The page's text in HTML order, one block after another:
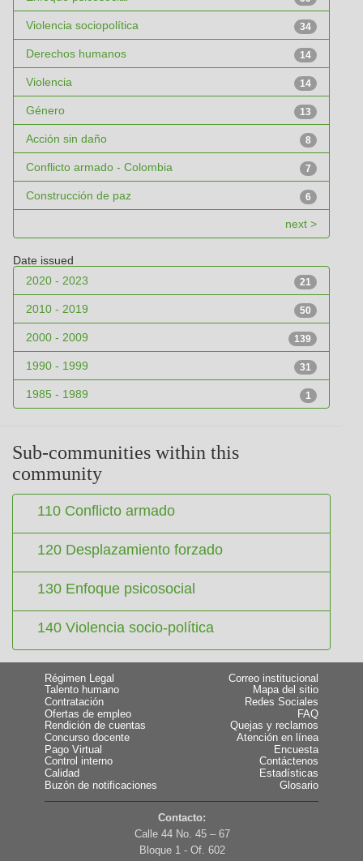
34
Violencia sociopolítica
14
Derechos humanos
14
Violencia
13
Género
8
Acción sin daño
7
Conflicto armado - Colombia
6
Construcción de paz
next >
Date issued
21
2020 - 2023
50
2010 - 2019
139
2000 - 2009
31
1990 - 1999
1
1985 - 1989
Sub-communities within this
community
110 Conflicto armado
120 Desplazamiento forzado
130 Enfoque psicosocial
140 Violencia socio-política
Régimen Legal
Talento humano
Contratación
Ofertas de empleo
Rendición de cuentas
Concurso docente
Pago Virtual
Control interno
Calidad
Buzón de notificaciones
Correo institucional
Mapa del sitio
Redes Sociales
FAQ
Quejas y reclamos
Atención en línea
Encuesta
Contáctenos
Estadísticas
Glosario
Contacto:
Calle 44 No. 45 – 67
Bloque 1 - Of. 602